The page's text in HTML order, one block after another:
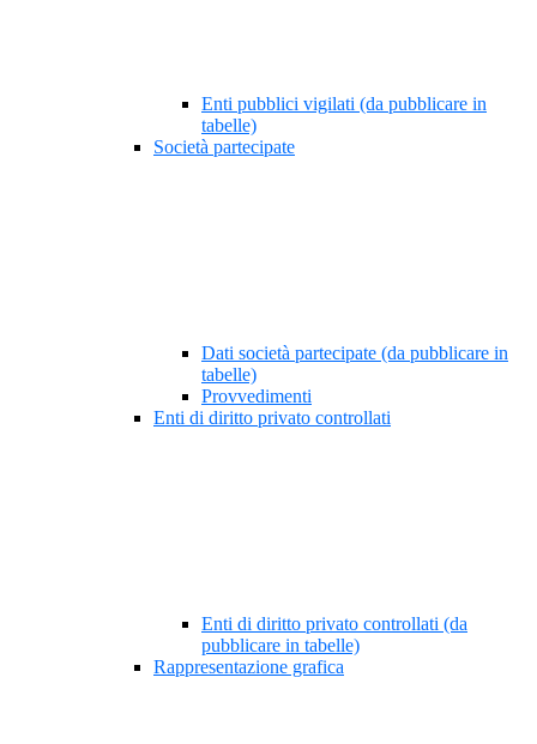
Enti pubblici vigilati (da pubblicare in
tabelle)
Società partecipate
Dati società partecipate (da pubblicare in
tabelle)
Provvedimenti
Enti di diritto privato controllati
Enti di diritto privato controllati (da
pubblicare in tabelle)
Rappresentazione grafica